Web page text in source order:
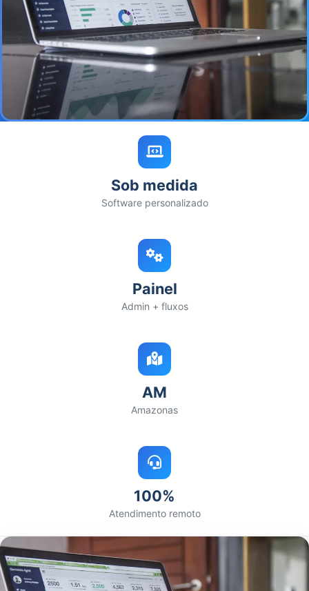
Sob medida
Software personalizado
Painel
Admin + fluxos
AM
Amazonas
100%
Atendimento remoto